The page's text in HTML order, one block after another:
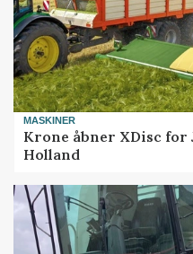
MASKINER
Krone åbner XDisc for
Holland